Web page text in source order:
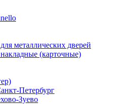
металлических дверей
(карточные)
Петербург
Зуево